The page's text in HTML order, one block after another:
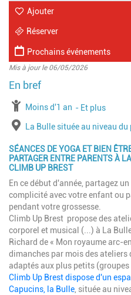
Ajouter
Réserver
Prochains événements
Mis à jour le 06/05/2026
à partir de
Moins d'1 an jusqu'à l'âge
Et plus
Lieu
La Bulle située au niveau du
SÉANCES DE YOGA ET BIEN
PARTAGER ENTRE PARENTS À
CLIMB UP BREST
En ce début d'année, partagez
complicité avec votre enfant ou
pendant votre grossesse.
Climb Up Brest propose des
corporel et musical (...) à La
Richard de « Mon royaume arc-
dimanches par mois des ateliers
adaptés aux plus petits
Climb Up Brest dispose d'un
Capucins, la Bulle, située au